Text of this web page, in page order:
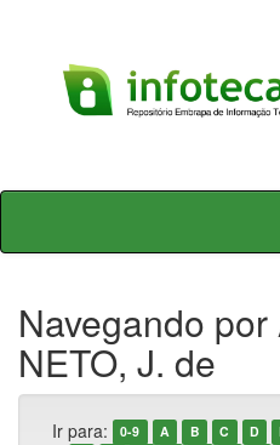
Skip
Navegando
NETO, J. de
Ir para: 0-9 A B C D